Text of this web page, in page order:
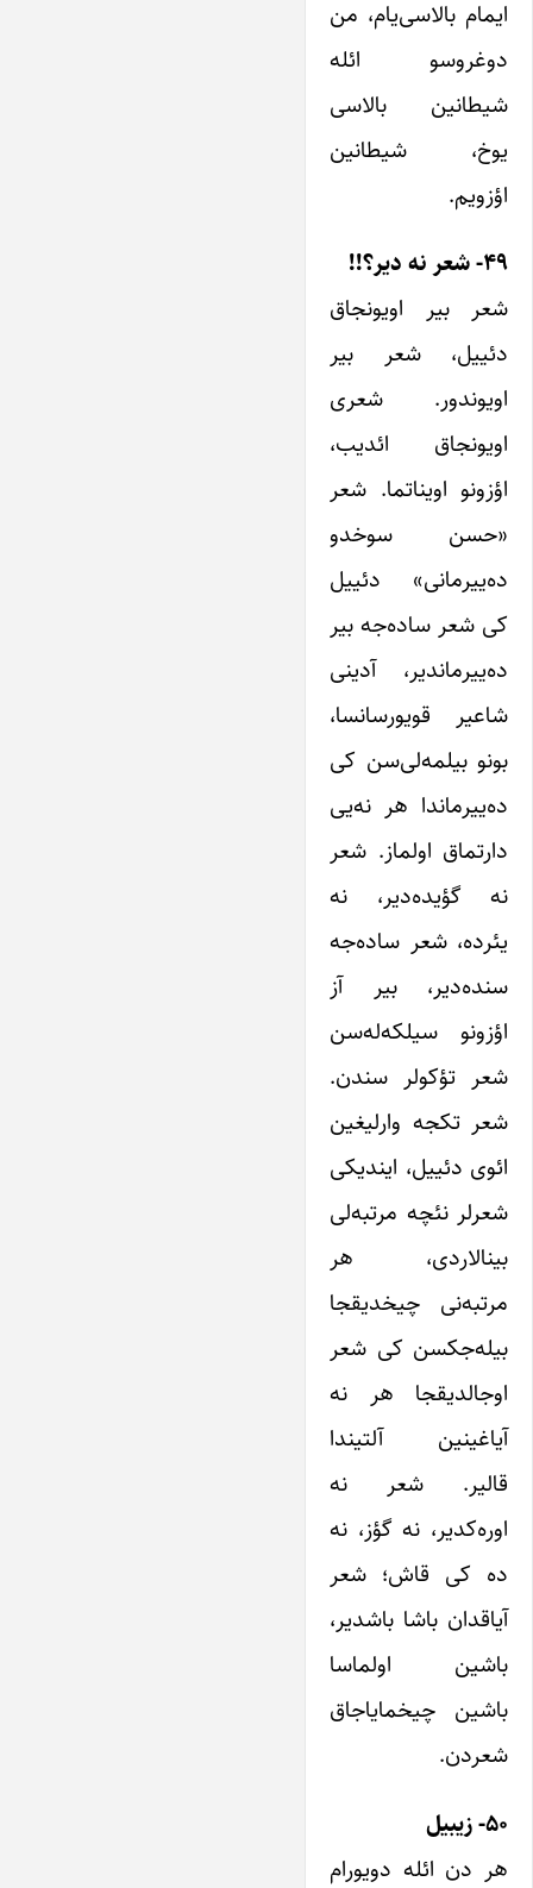
ایمام بالاسی‌یام، من
دوغروسو ائله
شیطانین بالاسی
یوخ، شیطانین
اؤزویم.
۴۹- شعر نه دیر؟!!
شعر بیر اویونجاق
دئییل، شعر بیر
اویوندور. شعری
اویونجاق ائدیب،
اؤزونو اویناتما. شعر
«حسن سوخدو
ده‌ییرمانی» دئییل
کی شعر ساده‌جه بیر
ده‌ییرماندیر، آدینی
شاعیر قویورسانسا،
بونو بیلمه‌لی‌سن کی
ده‌ییرماندا هر نه‌یی
دارتماق اولماز. شعر
نه گؤیده‌دیر، نه
یئرده، شعر ساده‌جه
سنده‌دیر، بیر آز
اؤزونو سیلکه‌له‌سن
شعر تؤکولر سندن.
شعر تکجه وارلیغین
ائوی دئییل، ایندیکی
شعرلر نئچه مرتبه‌لی
بینالاردی، هر
مرتبه‌نی چیخدیقجا
بیله‌جکسن کی شعر
اوجالدیقجا هر نه
آیاغینین آلتیندا
قالیر. شعر نه
اوره‌کدیر، نه گؤز، نه
ده کی قاش؛ شعر
آیاقدان باشا باشدیر،
باشین اولماسا
باشین چیخمایاجاق
شعردن.
۵۰- زیبیل
هر دن ائله دویورام